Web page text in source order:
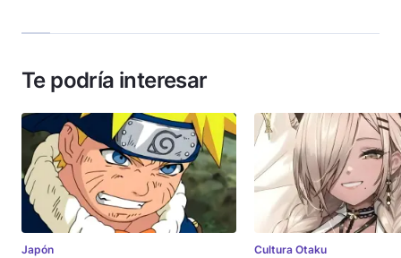
Te podría interesar
Japón Cultura Otaku